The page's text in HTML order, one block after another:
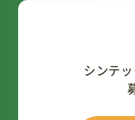
シンテ